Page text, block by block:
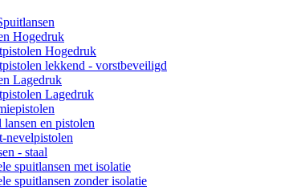
Hogedruk
Hogedruk
lekkend - vorstbeveiligd
Lagedruk
Lagedruk
lansen en pistolen
nevelpistolen
- staal
spuitlansen met isolatie
spuitlansen zonder isolatie